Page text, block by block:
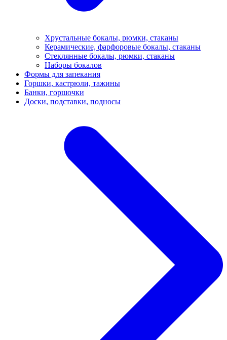
Хрустальные бокалы, рюмки, стаканы
Керамические, фарфоровые бокалы, стаканы
Стеклянные бокалы, рюмки, стаканы
Наборы бокалов
Формы для запекания
Горшки, кастрюли, тажины
Банки, горшочки
Доски, подставки, подносы